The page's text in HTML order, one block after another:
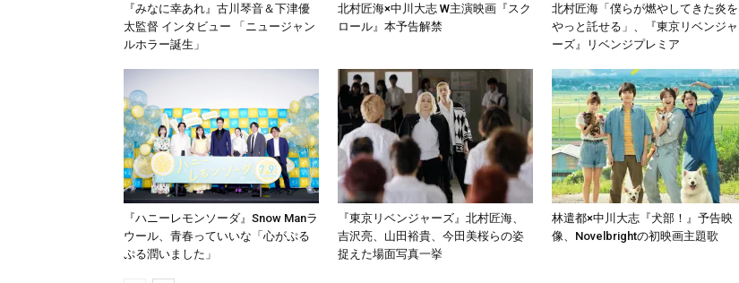
『みなに幸あれ』古川琴音＆下津優
太監督 インタビュー 「ニュージャン
ルホラー誕生」
北村匠海×中川大志 W主演映画『スク
ロール』本予告解禁
北村匠海「僕らが燃やしてきた炎を
やっと託せる」、『東京リベンジャ
ーズ』リベンジプレミア
『ハニーレモンソーダ』Snow Manラ
ウール、⻘春っていいな「心がぷる
ぷる潤いました」
『東京リベンジャーズ』北村匠海、
吉沢亮、山田裕貴、今田美桜らの姿
捉えた場面写真一挙
林遣都×中川大志『犬部！』予告映
像、Novelbrightの初映画主題歌